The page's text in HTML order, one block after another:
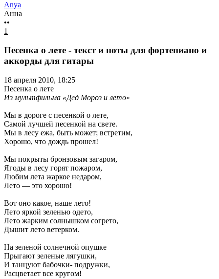
Anya
Анна
••
1
Песенка о лете - текст и ноты для фортепиано и
аккорды для гитары
18 апреля 2010, 18:25
Песенка о лете
Из мультфильма «Дед Мороз и лето»
Мы в дороге с песенкой о лете,
Самой лучшей песенкой на свете.
Мы в лесу ежа, быть может; встретим,
Хорошо, что дождь прошел!
Мы покрыты бронзовым загаром,
Ягоды в лесу горят пожаром,
Любим лета жаркое недаром,
Лето — это хорошо!
Вот оно какое, наше лето!
Лето яркой зеленью одето,
Лето жарким солнышком согрето,
Дышит лето ветерком.
На зеленой солнечной опушке
Прыгают зеленые лягушки,
И танцуют бабочки- подружки,
Расцветает все кругом!